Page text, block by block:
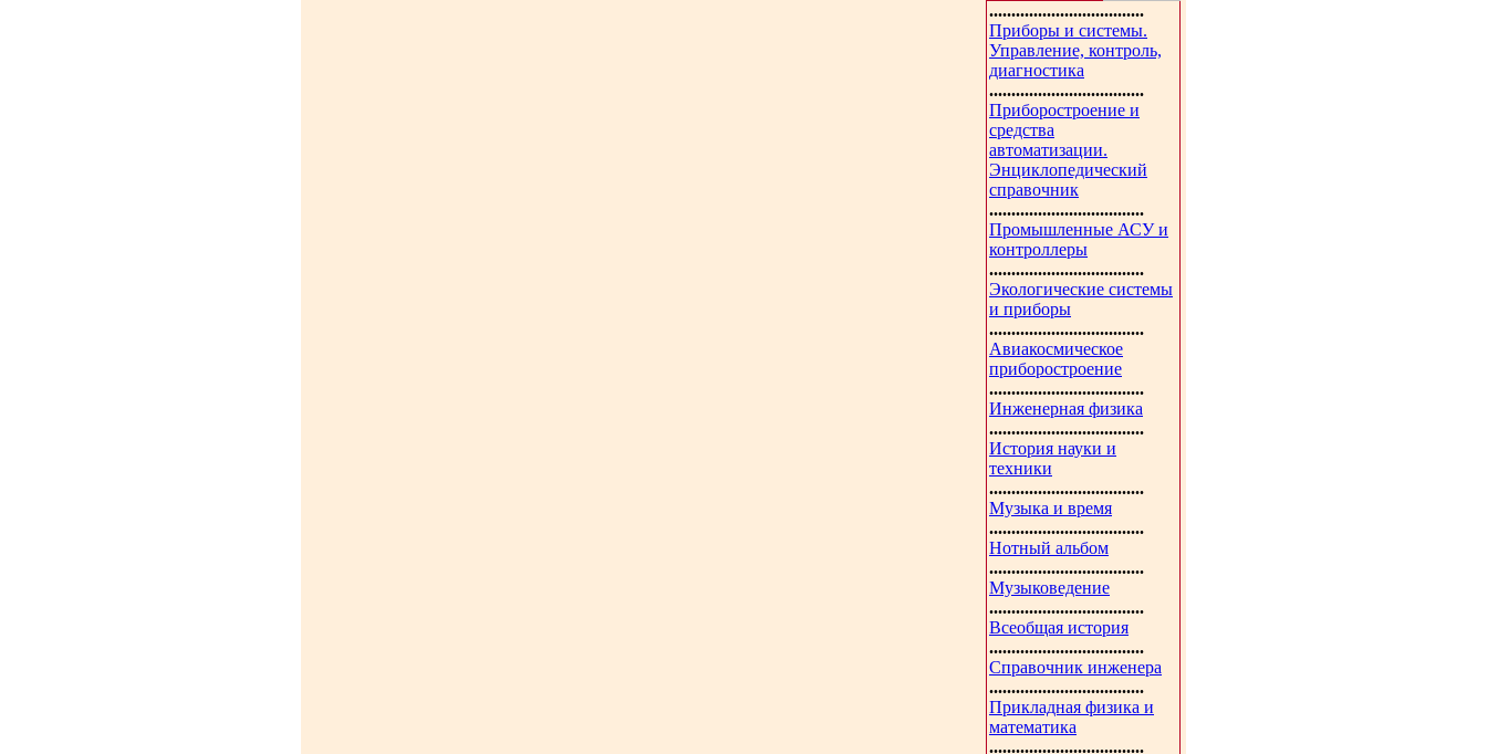
...................................
Приборы и системы.
Управление, контроль,
диагностика
...................................
Приборостроение и
средства
автоматизации.
Энциклопедический
справочник
...................................
Промышленные АСУ и
контроллеры
...................................
Экологические системы
и приборы
...................................
Авиакосмическое
приборостроение
...................................
Инженерная физика
...................................
История науки и
техники
...................................
Музыка и время
...................................
Нотный альбом
...................................
Музыковедение
...................................
Всеобщая история
...................................
Справочник инженера
...................................
Прикладная физика и
математика
...................................